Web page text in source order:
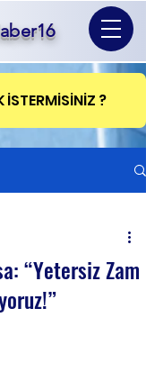
İSTERMİSİNİZ ?
“Yetersiz Zam